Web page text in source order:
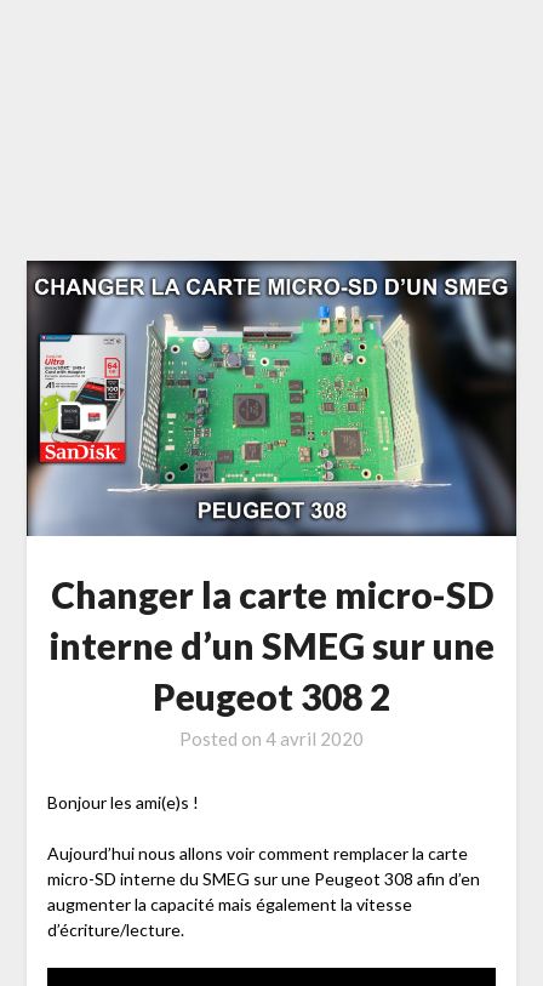
Changer la carte micro-SD
interne d’un SMEG sur une
Peugeot 308 2
Posted on 4 avril 2020
Bonjour les ami(e)s !
Aujourd’hui nous allons voir comment remplacer la carte
micro-SD interne du SMEG sur une Peugeot 308 afin d’en
augmenter la capacité mais également la vitesse
d’écriture/lecture.